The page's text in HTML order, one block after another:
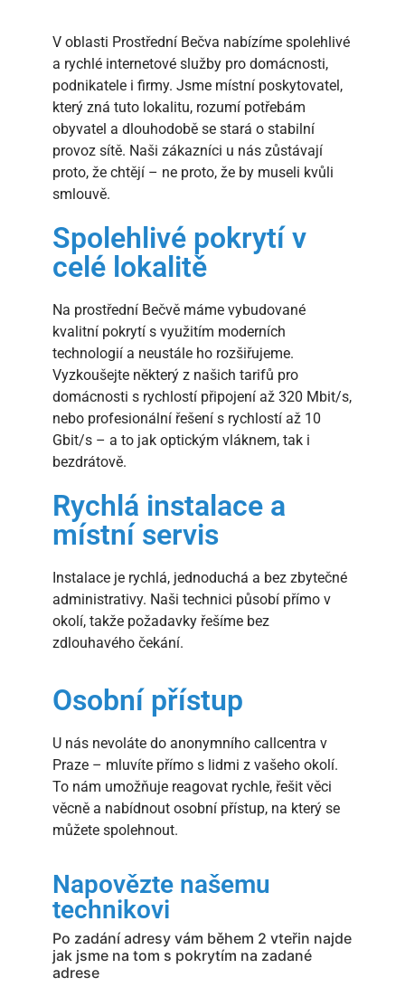
V oblasti Prostřední Bečva nabízíme spolehlivé
a rychlé internetové služby pro domácnosti,
podnikatele i firmy. Jsme místní poskytovatel,
který zná tuto lokalitu, rozumí potřebám
obyvatel a dlouhodobě se stará o stabilní
provoz sítě. Naši zákazníci u nás zůstávají
proto, že chtějí – ne proto, že by museli kvůli
smlouvě.
Spolehlivé pokrytí v
celé lokalitě
Na prostřední Bečvě máme vybudované
kvalitní pokrytí s využitím moderních
technologií a neustále ho rozšiřujeme.
Vyzkoušejte některý z našich tarifů pro
domácnosti s rychlostí připojení až 320 Mbit/s,
nebo profesionální řešení s rychlostí až 10
Gbit/s – a to jak optickým vláknem, tak i
bezdrátově.
Rychlá instalace a
místní servis
Instalace je rychlá, jednoduchá a bez zbytečné
administrativy. Naši technici působí přímo v
okolí, takže požadavky řešíme bez
zdlouhavého čekání.
Osobní přístup
U nás nevoláte do anonymního callcentra v
Praze – mluvíte přímo s lidmi z vašeho okolí.
To nám umožňuje reagovat rychle, řešit věci
věcně a nabídnout osobní přístup, na který se
můžete spolehnout.
Napovězte našemu
technikovi
Po zadání adresy vám během 2 vteřin najde
jak jsme na tom s pokrytím na zadané
adrese